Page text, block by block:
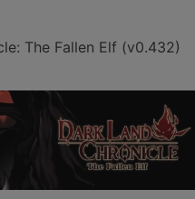
The Fallen Elf (v0.432)